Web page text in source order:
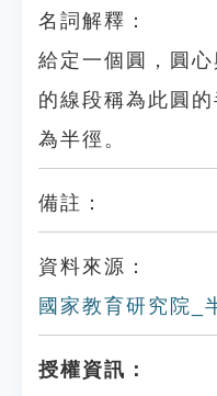
名詞解釋：
給定一個圓，圓
的線段稱為此圓
為半徑。
備註：
資料來源：
國家教育研究院_
授權資訊：